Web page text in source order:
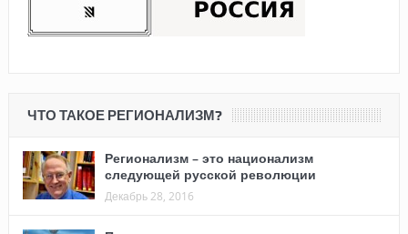
ЧТО ТАКОЕ РЕГИОНАЛИЗМ?
Регионализм – это национализм
следующей русской революции
Декабрь 28, 2016